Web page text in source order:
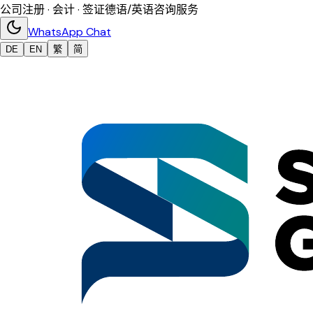
公司注册 · 会计 · 签证德语/英语咨询服务
WhatsApp Chat
DE EN 繁 简